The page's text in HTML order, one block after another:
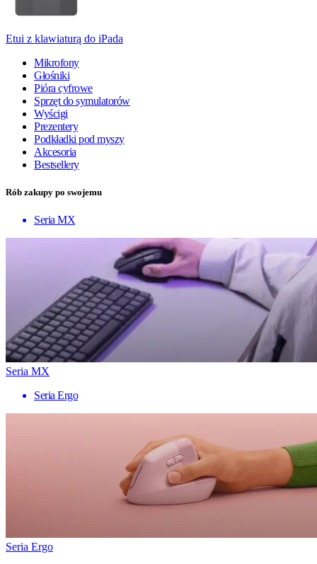
Etui z klawiaturą do iPada
Mikrofony
Głośniki
Pióra cyfrowe
Sprzęt do symulatorów
Wyścigi
Prezentery
Podkładki pod myszy
Akcesoria
Bestsellery
Rób zakupy po swojemu
Seria MX
Seria MX
Seria Ergo
Seria Ergo